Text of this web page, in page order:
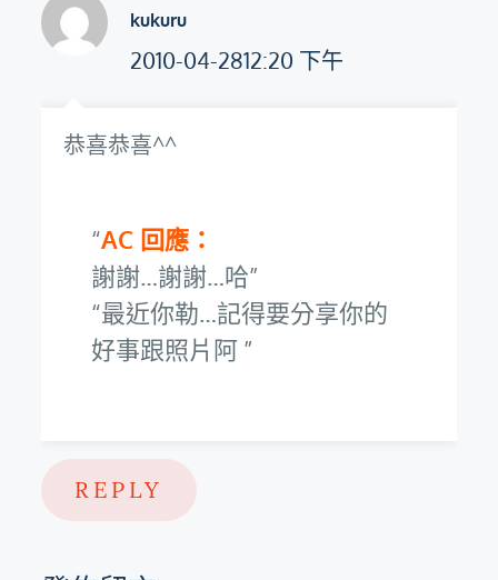
kukuru
2010-04-2812:20 下午
恭喜恭喜^^
AC 回應：
謝謝…謝謝…哈
最近你勒…記得要分享你的
好事跟照片阿
REPLY